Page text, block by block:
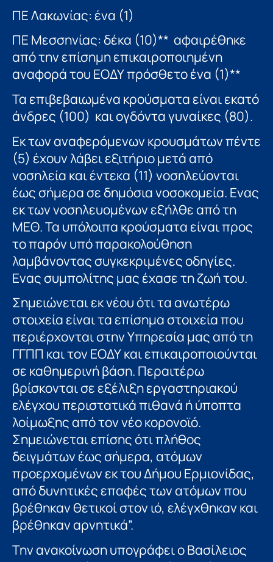
ΠΕ Λακωνίας: ένα (1)
ΠΕ Μεσσηνίας: δέκα (10)** αφαιρέθηκε
από την επίσημη επικαιροποιημένη
αναφορά του ΕΟΔΥ πρόσθετο ένα (1)**
Τα επιβεβαιωμένα κρούσματα είναι εκατό
άνδρες (100) και ογδόντα γυναίκες (80).
Εκ των αναφερόμενων κρουσμάτων πέντε
(5) έχουν λάβει εξιτήριο μετά από
νοσηλεία και έντεκα (11) νοσηλεύονται
έως σήμερα σε δημόσια νοσοκομεία. Ενας
εκ των νοσηλευομένων εξήλθε από τη
ΜΕΘ. Τα υπόλοιπα κρούσματα είναι προς
το παρόν υπό παρακολούθηση
λαμβάνοντας συγκεκριμένες οδηγίες.
Ενας συμπολίτης μας έχασε τη ζωή του.
Σημειώνεται εκ νέου ότι τα ανωτέρω
στοιχεία είναι τα επίσημα στοιχεία που
περιέρχονται στην Υπηρεσία μας από τη
ΓΓΠΠ και τον ΕΟΔΥ και επικαιροποιούνται
σε καθημερινή βάση. Περαιτέρω
βρίσκονται σε εξέλιξη εργαστηριακού
ελέγχου περιστατικά πιθανά ή ύποπτα
λοίμωξης από τον νέο κορονοϊό.
Σημειώνεται επίσης ότι πλήθος
δειγμάτων έως σήμερα, ατόμων
προερχομένων εκ του Δήμου Ερμιονίδας,
από δυνητικές επαφές των ατόμων που
βρέθηκαν θετικοί στον ιό, ελέγχθηκαν και
βρέθηκαν αρνητικά”.
Την ανακοίνωση υπογράφει ο Βασίλειος